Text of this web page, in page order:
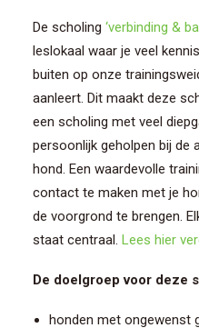
De scholing ‘verbinding &
leslokaal waar je veel
buiten op onze
aanleert. Dit maakt deze
een scholing met veel
persoonlijk geholpen bij de
hond. Een waardevolle
contact te maken met je
de voorgrond te brengen.
staat centraal. Lees hier
De doelgroep voor deze
honden met ongewenst